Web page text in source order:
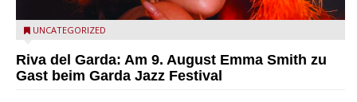
Riva del Garda - Emma Smith zu Gast beim Garda Jazz
UNCATEGORIZED
Riva del Garda: Am 9. August Emma Smith zu
Gast beim Garda Jazz Festival